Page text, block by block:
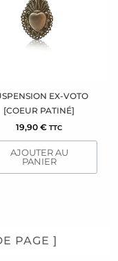
EX-VOTO
[COEUR PATINÉ]
19,90 € TTC
AJOUTER AU
PANIER
PAGE ]